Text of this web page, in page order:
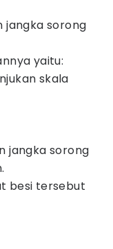
jangka sorong
yaitu:
skala
jangka sorong
besi tersebut